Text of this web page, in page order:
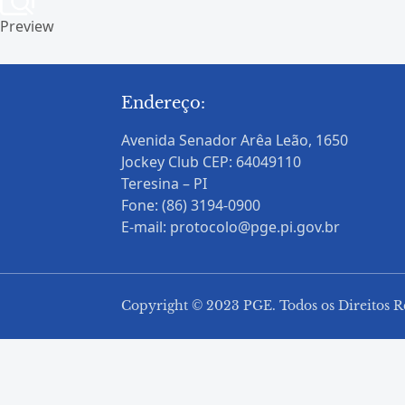
Preview
Endereço:
Avenida Senador Arêa Leão, 1650
Jockey Club CEP: 64049110
Teresina – PI
Fone: (86) 3194-0900
E-mail: protocolo@pge.pi.gov.br
Copyright © 2023 PGE. Todos os Direitos